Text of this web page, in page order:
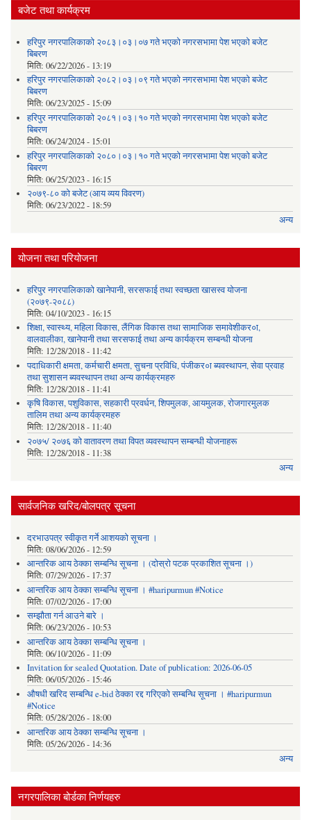
बजेट तथा कार्यक्रम
हरिपुर नगरपालिकाको २०८३।०३।०७ गते भएको नगरसभामा पेश भएको बजेट
बिबरण
मिति: 06/22/2026 - 13:19
हरिपुर नगरपालिकाको २०८२।०३।०९ गते भएको नगरसभामा पेश भएको बजेट
बिबरण
मिति: 06/23/2025 - 15:09
हरिपुर नगरपालिकाको २०८१।०३।१० गते भएको नगरसभामा पेश भएको बजेट
बिबरण
मिति: 06/24/2024 - 15:01
हरिपुर नगरपालिकाको २०८०।०३।१० गते भएको नगरसभामा पेश भएको बजेट
बिबरण
मिति: 06/25/2023 - 16:15
२०७९-८० को बजेट (आय व्यय विवरण)
मिति: 06/23/2022 - 18:59
अन्य
योजना तथा परियोजना
हरिपुर नगरपालिकाको खानेपानी, सरसफाई तथा स्वच्छता खासस्व योजना
(२०७९-२०८८)
मिति: 04/10/2023 - 16:15
शिक्षा, स्वास्थ्य, महिला विकास, लैंगिक विकास तथा सामाजिक समावेशीकर०ा,
वालवालीका, खानेपानी तथा सरसफाई तथा अन्य कार्यक्रम सम्बन्धी योजना
मिति: 12/28/2018 - 11:42
पदाधिकारी क्षमता, कर्मचारी क्षमता, सुचना प्रविधि, पंजीकर०ा ब्यवस्थापन, सेवा प्रवाह
तथा सुशासन ब्यवस्थापन तथा अन्य कार्यक्रमहरु
मिति: 12/28/2018 - 11:41
कृषि विकास, पशुविकास, सहकारी प्रवर्धन, शिपमुलक, आयमुलक, रोजगारमुलक
तालिम तथा अन्य कार्यक्रमहरु
मिति: 12/28/2018 - 11:40
२०७५/ २०७६ को वातावरण तथा विपत व्यवस्थापन सम्बन्धी योजनाहरू
मिति: 12/28/2018 - 11:38
अन्य
सार्वजनिक खरिद/बोलपत्र सूचना
दरभाउपत्र स्वीकृत गर्ने आशयको सूचना ।
मिति: 08/06/2026 - 12:59
आन्तरिक आय ठेक्का सम्बन्धि सूचना । (दोस्रो पटक प्रकाशित सूचना ।)
मिति: 07/29/2026 - 17:37
आन्तरिक आय ठेक्का सम्बन्धि सूचना । #haripurmun #Notice
मिति: 07/02/2026 - 17:00
सम्झौता गर्न आउने बारे ।
मिति: 06/23/2026 - 10:53
आन्तरिक आय ठेक्का सम्बन्धि सूचना ।
मिति: 06/10/2026 - 11:09
Invitation for sealed Quotation. Date of publication: 2026-06-05
मिति: 06/05/2026 - 15:46
औषधी खरिद सम्बन्धि e-bid ठेक्का रद्द गरिएको सम्बन्धि सूचना । #haripurmun
#Notice
मिति: 05/28/2026 - 18:00
आन्तरिक आय ठेक्का सम्बन्धि सूचना ।
मिति: 05/26/2026 - 14:36
अन्य
नगरपालिका बोर्डका निर्णयहरु